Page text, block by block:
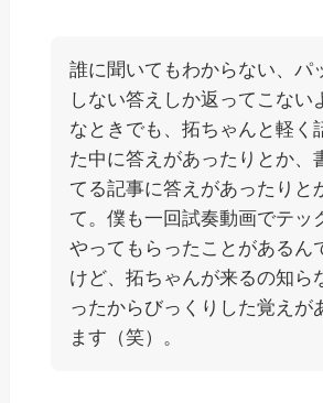
誰に聞いてもわからない、パ
しない答えしか返ってこない
なときでも、拓ちゃんと軽く
た中に答えがあったりとか、
てる記事に答えがあったりと
て。僕も一回試奏動画でテッ
やってもらったことがあるん
けど、拓ちゃんが来るの知ら
ったからびっくりした覚えが
ます（笑）。